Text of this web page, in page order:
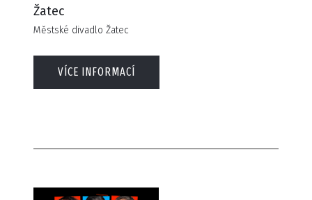
Žatec
Městské divadlo Žatec
VÍCE INFORMACÍ